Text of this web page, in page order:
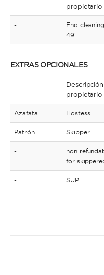
propietario
-
End
49'
EXTRAS OPCIONALES
propietario
Azafata Hostess
Patrón Skipper
-
non
for
- SUP